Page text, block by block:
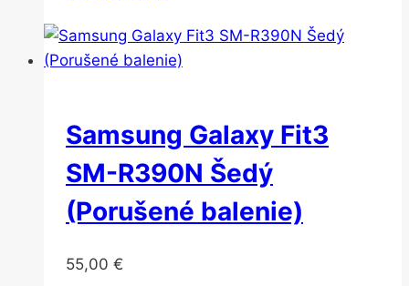
Samsung Galaxy Fit3
SM-R390N Šedý
(Porušené balenie)
55,00 €